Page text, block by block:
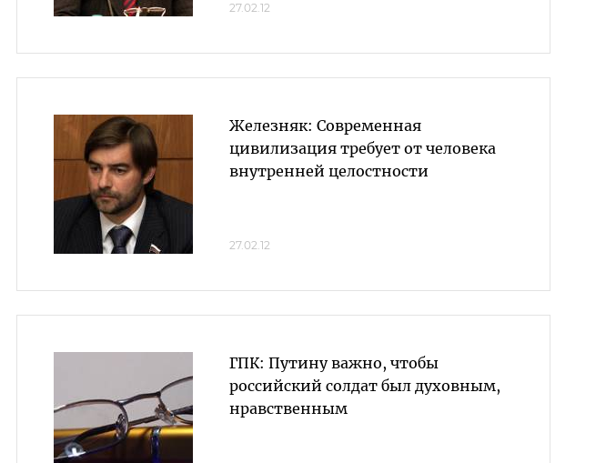
27.02.12
Железняк: Современная
цивилизация требует от человека
внутренней целостности
27.02.12
ГПК: Путину важно, чтобы
российский солдат был духовным,
нравственным